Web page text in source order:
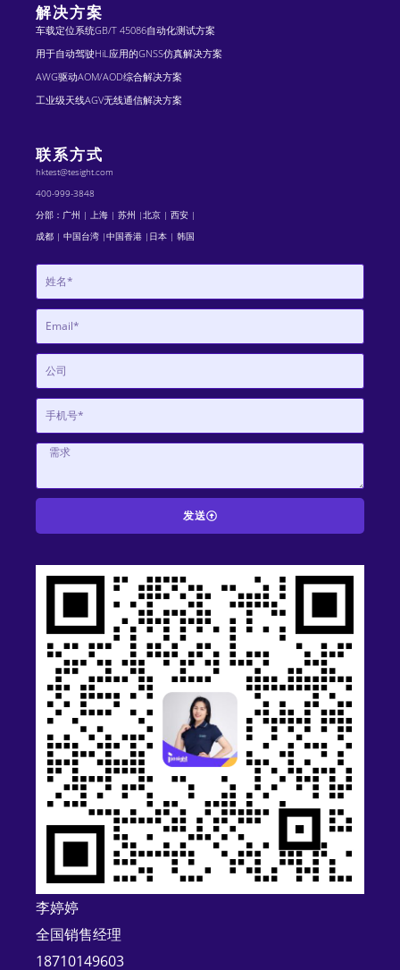
解决方案
车载定位系统GB/T 45086自动化测试方案
用于自动驾驶HiL应用的GNSS仿真解决方案
AWG驱动AOM/AOD综合解决方案
工业级天线AGV无线通信解决方案
联系方式
hktest@tesight.com
400-999-3848
分部：广州 | 上海 | 苏州 |北京 | 西安 |
成都 | 中国台湾 |中国香港 |日本 | 韩国
发送
:
李婷婷
全国销售经理
18710149603